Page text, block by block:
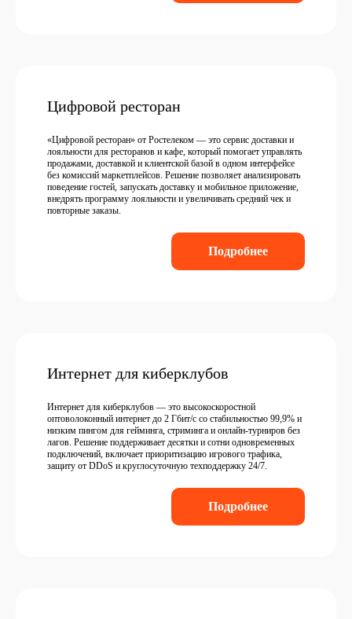
Цифровой ресторан
«Цифровой ресторан» от Ростелеком — это сервис доставки и
лояльности для ресторанов и кафе, который помогает управлять
продажами, доставкой и клиентской базой в одном интерфейсе
без комиссий маркетплейсов. Решение позволяет анализировать
поведение гостей, запускать доставку и мобильное приложение,
внедрять программу лояльности и увеличивать средний чек и
повторные заказы.
Подробнее
Интернет для киберклубов
Интернет для киберклубов — это высокоскоростной
оптоволоконный интернет до 2 Гбит/с со стабильностью 99,9% и
низким пингом для гейминга, стриминга и онлайн-турниров без
лагов. Решение поддерживает десятки и сотни одновременных
подключений, включает приоритизацию игрового трафика,
защиту от DDoS и круглосуточную техподдержку 24/7.
Подробнее